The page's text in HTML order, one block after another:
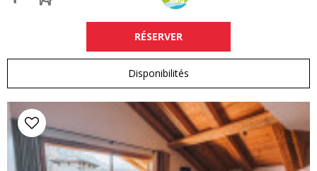
RÉSERVER
Disponibilités